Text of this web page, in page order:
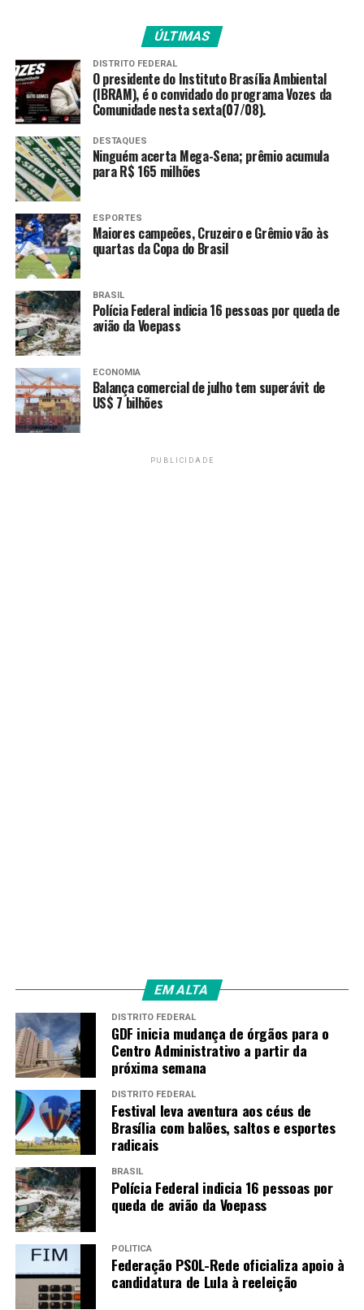
ÚLTIMAS
DISTRITO FEDERAL
O presidente do Instituto Brasília Ambiental
(IBRAM), é o convidado do programa Vozes da
Comunidade nesta sexta(07/08).
DESTAQUES
Ninguém acerta Mega-Sena; prêmio acumula
para R$ 165 milhões
ESPORTES
Maiores campeões, Cruzeiro e Grêmio vão às
quartas da Copa do Brasil
BRASIL
Polícia Federal indicia 16 pessoas por queda de
avião da Voepass
ECONOMIA
Balança comercial de julho tem superávit de
US$ 7 bilhões
PUBLICIDADE
EM ALTA
DISTRITO FEDERAL
GDF inicia mudança de órgãos para o
Centro Administrativo a partir da
próxima semana
DISTRITO FEDERAL
Festival leva aventura aos céus de
Brasília com balões, saltos e esportes
radicais
BRASIL
Polícia Federal indicia 16 pessoas por
queda de avião da Voepass
POLÍTICA
Federação PSOL-Rede oficializa apoio à
candidatura de Lula à reeleição